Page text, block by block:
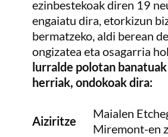
ezinbestekoak diren 19
engaiatu dira, etorkizun
bermatzeko, aldi berean
ongizatea eta osagarria
lurralde polotan
herriak, ondokoak dira:
Aiziritze
Maialen
Miremont-en